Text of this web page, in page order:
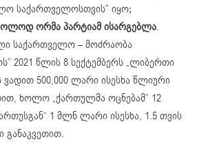
საქართველოსთვის” იყო;
ორმა პარტიამ ისარგებლა.
საქართველო – მოძრაობა
2021 წლის 8 სექტემბერს „ლიბერთი
ვადით 500,000 ლარი ისესხა წლიური
ხოლო „ქართულმა ოცნებამ” 12
1 მლნ ლარი ისესხა, 1.5 თვის
განაკვეთით.